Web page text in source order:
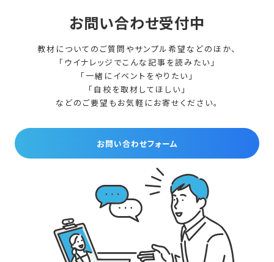
お問い合わせ受付中
教材についてのご質問やサンプル希望などのほか、
「ウイナレッジでこんな記事を読みたい」
「一緒にイベントをやりたい」
「自校を取材してほしい」
などのご要望もお気軽にお寄せください。
お問い合わせフォーム